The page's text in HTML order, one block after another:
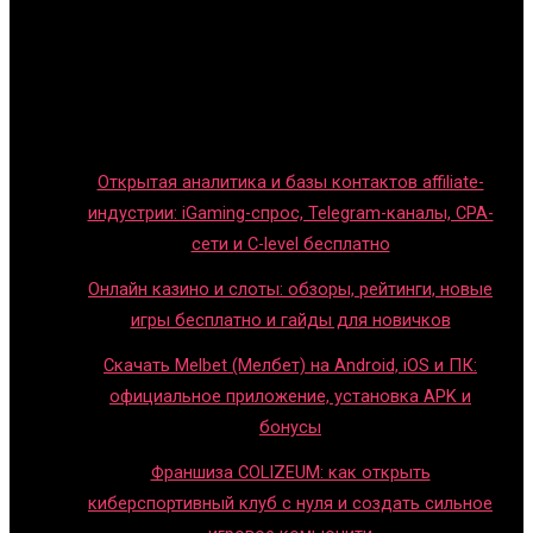
Открытая аналитика и базы контактов affiliate-
индустрии: iGaming-спрос, Telegram-каналы, CPA-
сети и C-level бесплатно
Онлайн казино и слоты: обзоры, рейтинги, новые
игры бесплатно и гайды для новичков
Скачать Melbet (Мелбет) на Android, iOS и ПК:
официальное приложение, установка APK и
бонусы
Франшиза COLIZEUM: как открыть
киберспортивный клуб с нуля и создать сильное